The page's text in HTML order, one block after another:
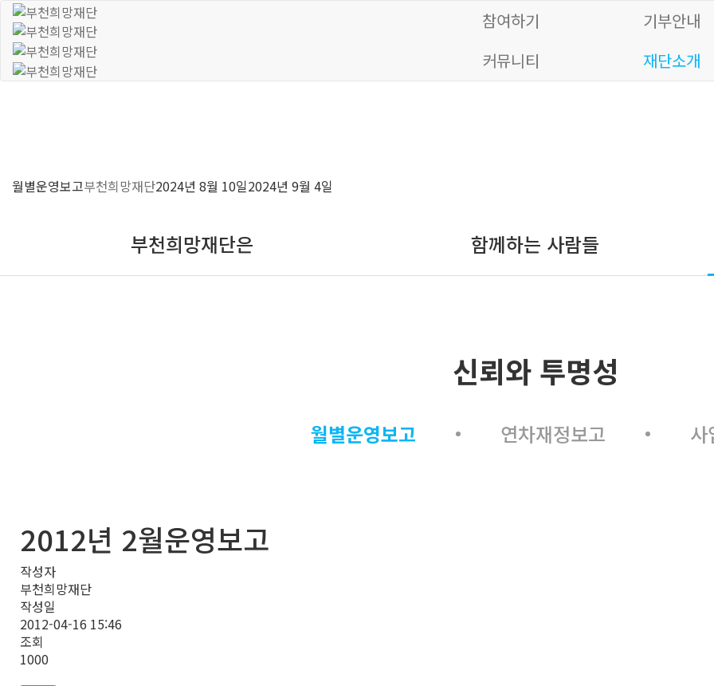
참여하기
기부안내
커뮤니티
재단소개
월별운영보고부천희망재단2024년 8월 10일2024년 9월 4일
부천희망재단은 함께하는 사람들
신뢰와 투명성
월별운영보고 연차재정보고 사
2012년 2월운영보고
작성자
부천희망재단
작성일
2012-04-16 15:46
조회
1000